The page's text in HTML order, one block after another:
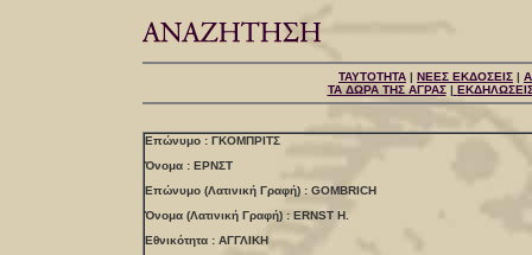
ΤΑΥΤΟΤΗΤΑ | ΝΕΕΣ ΕΚΔΟΣΕΙΣ |
ΤΑ ΔΩΡΑ ΤΗΣ ΑΓΡΑΣ|
Επώνυμο : ΓΚΟΜΠΡΙΤΣ
Όνομα : ΕΡΝΣΤ
Επώνυμο (Λατινική Γραφή) : GOMBRICH
Όνομα (Λατινική Γραφή) : ERNST H.
Εθνικότητα : ΑΓΓΛΙΚΗ